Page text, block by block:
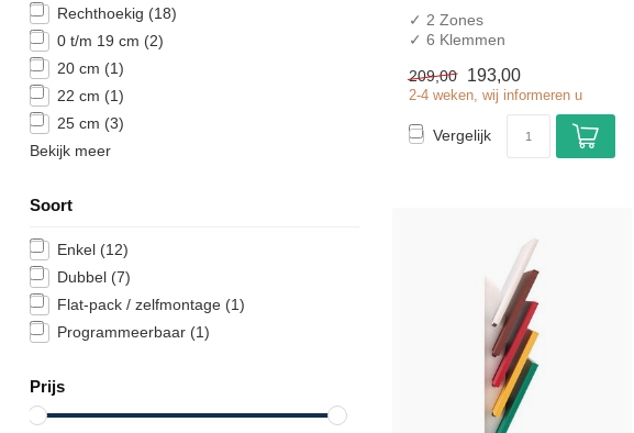
Rechthoekig (18)
0 t/m 19 cm (2)
20 cm (1)
22 cm (1)
25 cm (3)
Bekijk meer
Soort
Enkel (12)
Dubbel (7)
Flat-pack / zelfmontage (1)
Programmeerbaar (1)
Prijs
✓ 2 Zones
✓ 6 Klemmen
✓ 230 Volt
209,00 193,00
2-4 weken, wij informeren u
Vergelijk